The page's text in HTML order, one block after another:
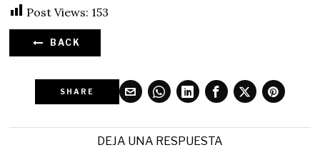
Post Views: 153
BACK
SHARE
DEJA UNA RESPUESTA